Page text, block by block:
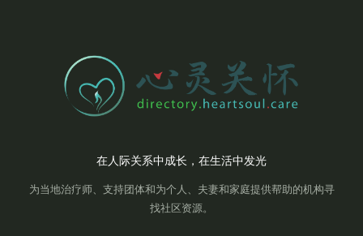
在人际关系中成长，在生活中发光
为当地治疗师、支持团体和为个人、夫妻和家庭提供帮助的机构寻
找社区资源。